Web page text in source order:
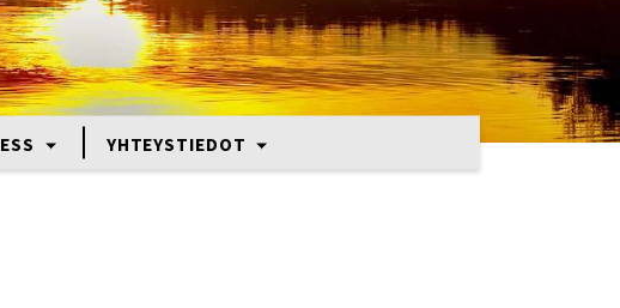
YHTEYSTIEDOT